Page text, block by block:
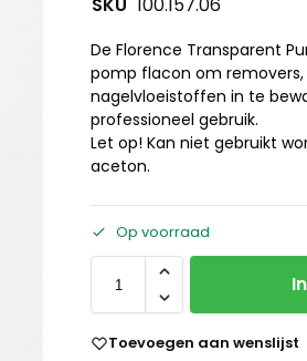
De Florence Transparent
pomp flacon om removers,
nagelvloeistoffen in te
professioneel gebruik.
Let op! Kan niet gebruikt
aceton.
Op voorraad
Toevoegen aan wenslijst